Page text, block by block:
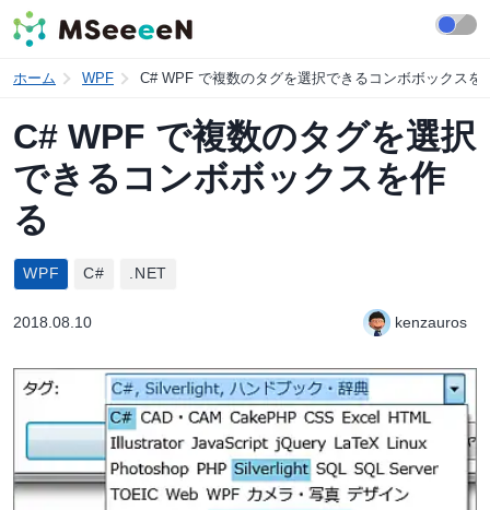
ホーム WPF C# WPF で複数のタグを選択できるコンボボックスを
C# WPF で複数のタグを選択
できるコンボボックスを作
る
WPF C# .NET
2018.08.10 kenzauros